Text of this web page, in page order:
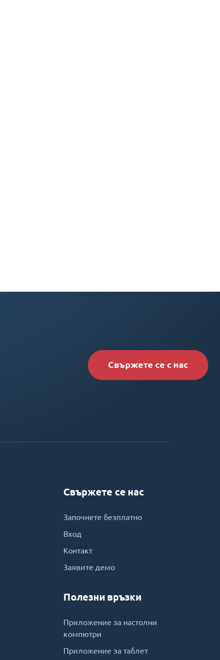
Свържете се с нас
Свържете се нас
Започнете безплатно
Вход
Контакт
Заявите демо
Полезни връзки
Приложение за настолни
компютри
Приложение за таблет